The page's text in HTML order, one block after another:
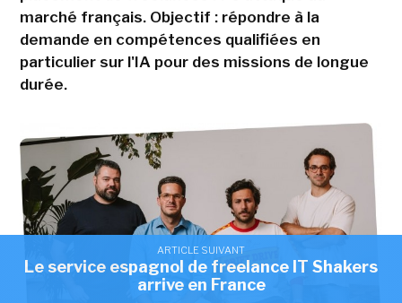
ARTICLE SUIVANT
Le service espagnol de freelance IT Shakers
arrive en France
marché français. Objectif : répondre à la
demande en compétences qualifiées en
particulier sur l'IA pour des missions de longue
durée.